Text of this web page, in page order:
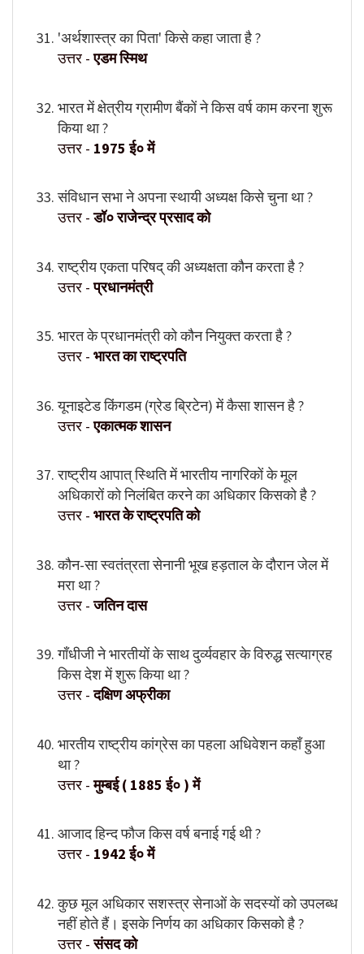
'अर्थशास्त्र का पिता' किसे कहा जाता है ?
उत्तर -एडम स्मिथ
भारत में क्षेत्रीय ग्रामीण बैंकों ने किस वर्ष काम करना शुरू
किया था ?
उत्तर - 1975 ई० में
संविधान सभा ने अपना स्थायी अध्यक्ष किसे चुना था ?
उत्तर -डॉ० राजेन्द्र प्रसाद को
राष्ट्रीय एकता परिषद् की अध्यक्षता कौन करता है ?
उत्तर -प्रधानमंत्री
भारत के प्रधानमंत्री को कौन नियुक्त करता है ?
उत्तर - भारत का राष्ट्रपति
यूनाइटेड किंगडम (ग्रेड ब्रिटेन) में कैसा शासन है ?
उत्तर -एकात्मक शासन
राष्ट्रीय आपात् स्थिति में भारतीय नागरिकों के मूल
अधिकारों को निलंबित करने का अधिकार किसको है ?
उत्तर - भारत के राष्ट्रपति को
कौन-सा स्वतंत्रता सेनानी भूख हड़ताल के दौरान जेल में
मरा था ?
उत्तर -जतिन दास
गाँधीजी ने भारतीयों के साथ दुर्व्यवहार के विरुद्ध सत्याग्रह
किस देश में शुरू किया था ?
उत्तर -दक्षिण अफ्रीका
भारतीय राष्ट्रीय कांग्रेस का पहला अधिवेशन कहाँ हुआ
था ?
उत्तर -मुम्बई ( 1885 ई० ) में
आजाद हिन्द फौज किस वर्ष बनाई गई थी ?
उत्तर - 1942 ई० में
कुछ मूल अधिकार सशस्त्र सेनाओं के सदस्यों को उपलब्ध
नहीं होते हैं। इसके निर्णय का अधिकार किसको है ?
उत्तर -संसद को